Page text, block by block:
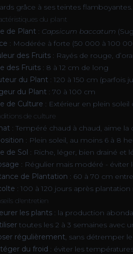
grâce à ses teintes flamboyantes.
du plant
de Plant : Capsicum baccatum
: Modérée à forte (50 000 à 100
des Fruits : Rayés de rouge,
des Fruits : 8 à 12 cm de long
du Plant : 120 à 150 cm (parfois
du Plant : 70 à 100 cm
de Culture : Extérieur en plein
de culture
: Tempéré chaud à chaud, aime la
: Plein soleil, au moins 6 à 8
de Sol : Riche, léger, bien drainé et
: Régulier mais modéré - éviter
de Plantation : 60 à 70 cm
: 100 à 120 jours après
d'entretien
les plants : la production
toutes les 2 à 3 semaines avec
régulièrement, sans détremper
du froid : éviter les